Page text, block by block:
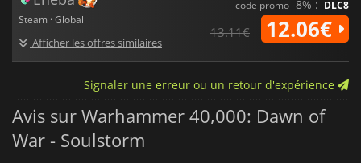
Steam · Global
Afficher les offres similaires
code promo-8% : DLC8
13.11€ 12.06€
Signaler une erreur ou un retour d'expérience
Avis sur Warhammer 40,000: Dawn of
War - Soulstorm